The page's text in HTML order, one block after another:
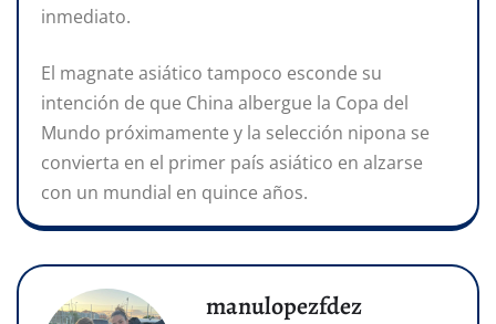
inmediato.
El magnate asiático tampoco esconde su
intención de que China albergue la Copa del
Mundo próximamente y la selección nipona se
convierta en el primer país asiático en alzarse
con un mundial en quince años.
manulopezfdez